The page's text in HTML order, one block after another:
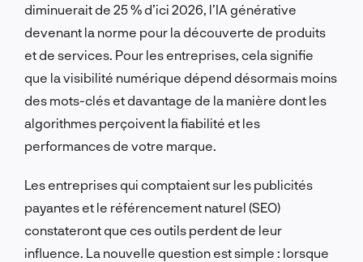
diminuerait de 25 % d’ici 2026, l’IA générative
devenant la norme pour la découverte de produits
et de services. Pour les entreprises, cela signifie
que la visibilité numérique dépend désormais moins
des mots-clés et davantage de la manière dont les
algorithmes perçoivent la fiabilité et les
performances de votre marque.
Les entreprises qui comptaient sur les publicités
payantes et le référencement naturel (SEO)
constateront que ces outils perdent de leur
influence. La nouvelle question est simple : lorsque